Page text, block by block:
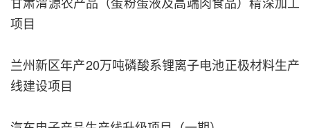
项目
兰州新区年产20万吨磷酸系锂离子电池正极材料生产
线建设项目